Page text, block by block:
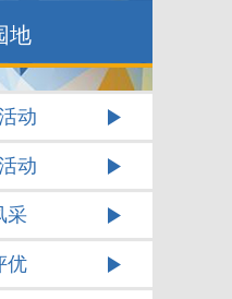
地
动
动
采
优